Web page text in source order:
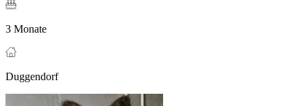
3 Monate
Duggendorf